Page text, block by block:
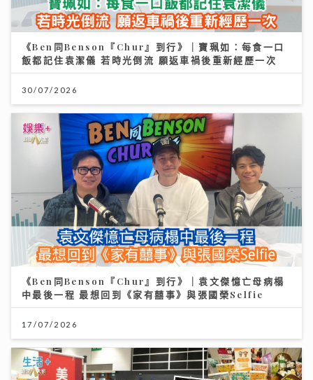
《Ben同Benson『Chur』到行》｜寶珮如：每食一口
飯都記住袁潔儀 若時光倒流 願返車禍後重新經歷一次
30/07/2026
《Ben同Benson『Chur』到行》｜袁文傑憶亡母病榻
中最後一程 最想回到《家有囍事》與張國榮Selfie
17/07/2026